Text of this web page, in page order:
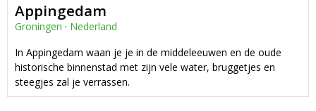
Appingedam
Groningen · Nederland
In Appingedam waan je je in de middeleeuwen en de oude
historische binnenstad met zijn vele water, bruggetjes en
steegjes zal je verrassen.